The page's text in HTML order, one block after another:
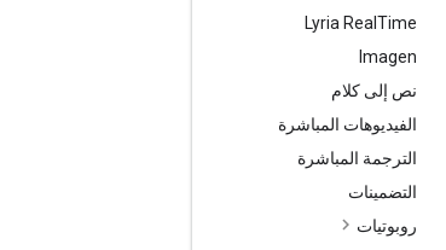
Lyria Real Time
Imagen
نص إلى كلام
الفيديوهات المباشرة
الترجمة المباشرة
التضمينات
روبوتيات